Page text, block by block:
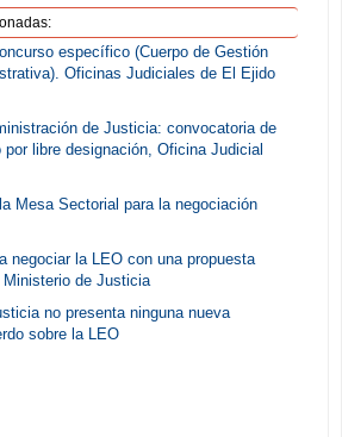
específico (Cuerpo de Gestión
Oficinas Judiciales de El Ejido
de Justicia: convocatoria de
libre designación, Oficina Judicial
Mesa Sectorial para la negociación
negociar la LEO con una propuesta
de Justicia
no presenta ninguna nueva
sobre la LEO